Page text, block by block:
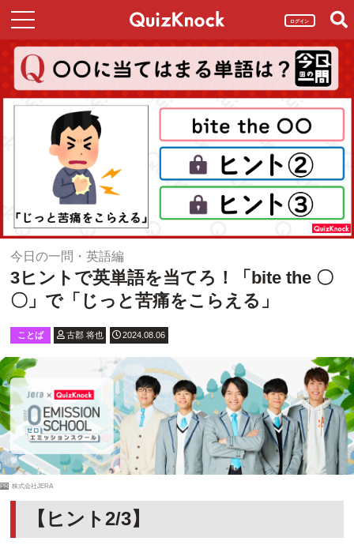
ログイン
今日の一問・英語編
3ヒントで英単語を当てろ！「bite the 〇
〇」で「じっと苦痛をこらえる」
ことば 古郡 将也 2024.08.06
PR 株式会社JERA
【ヒント2/3】